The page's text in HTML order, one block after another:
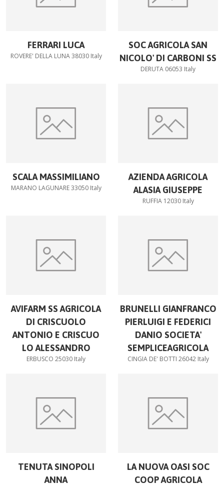
FERRARI LUCA
ROVERE' DELLA LUNA 38030 Italy
SOC AGRICOLA SAN
NICOLO' DI CARBONI SS
DERUTA 06053 Italy
SCALA MASSIMILIANO
MARANO LAGUNARE 33050 Italy
AZIENDA AGRICOLA
ALASIA GIUSEPPE
RUFFIA 12030 Italy
AVIFARM SS AGRICOLA
DI CRISCUOLO
ANTONIO E CRISCUO
LO ALESSANDRO
ERBUSCO 25030 Italy
BRUNELLI GIANFRANCO
PIERLUIGI E FEDERICI
DANIO SOCIETA'
SEMPLICEAGRICOLA
CINGIA DE' BOTTI 26042 Italy
TENUTA SINOPOLI
ANNA
LA NUOVA OASI SOC
COOP AGRICOLA